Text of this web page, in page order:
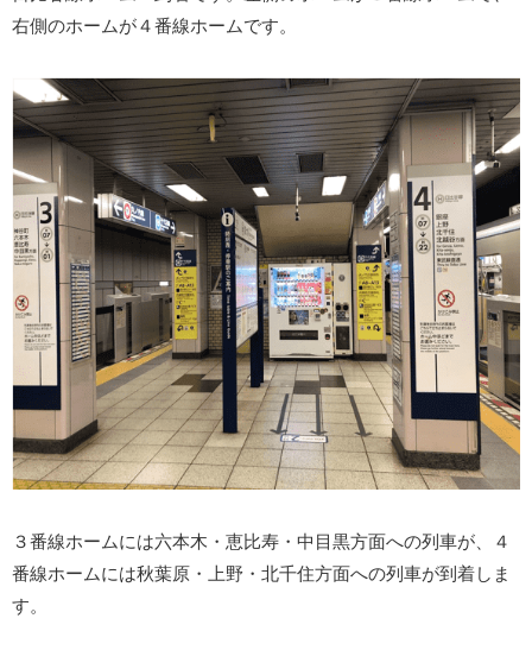
右側のホームが４番線ホームです。
３番線ホームには六本木・恵比寿・中目黒方面への列車が、４
番線ホームには秋葉原・上野・北千住方面への列車が到着しま
す。